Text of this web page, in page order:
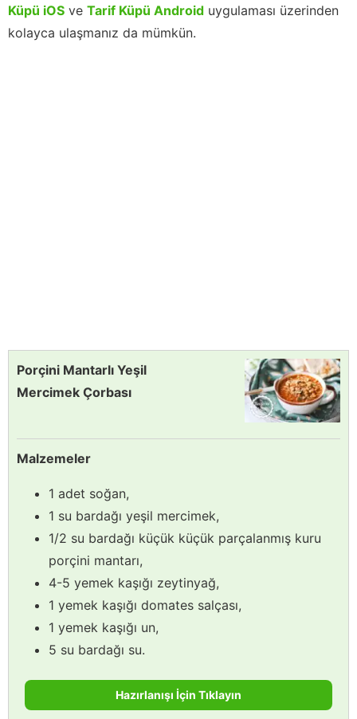
Küpü iOS ve Tarif Küpü Android uygulaması üzerinden
kolayca ulaşmanız da mümkün.
Porçini Mantarlı Yeşil
Mercimek Çorbası
Malzemeler
1 adet soğan,
1 su bardağı yeşil mercimek,
1/2 su bardağı küçük küçük parçalanmış kuru
porçini mantarı,
4-5 yemek kaşığı zeytinyağ,
1 yemek kaşığı domates salçası,
1 yemek kaşığı un,
5 su bardağı su.
Hazırlanışı İçin Tıklayın